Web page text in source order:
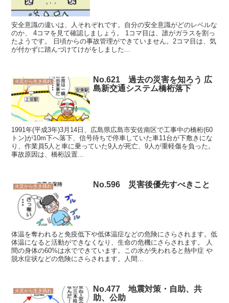
安全意識の違いは、人それぞれです。自分の安全意識がどのレベルな
のか、 4コマを見て確認しましょう。 1コマ目は、誰がガラスを割っ
たようです。 日頃からの事故管理ができていません。2コマ目は、気
が付かずに踏んづけてけがをしました...
火災から生き残れ
No.621 過去の災害を知ろう 広
島新交通システム橋桁落下
1991年(平成3年)3月14日、広島県広島市安佐南区で工事中の橋桁(60
トン)が10m下へ落下、信号待ちで停車していた車11台が下敷きにな
り、作業員5人と車に乗っていた9人が死亡、9人が重軽傷を負った。
事故原因は、橋桁設置...
火災から生き残れ No.596 災害後優先すべきこと
体温を奪われると免疫低下や低体温症などの危険にさらされます。低
体温になると活動ができなくなり、生命の危機にさらされます。 人
間の身体の60%は水でできています。この水が失われると熱中症 や
脱水症状などの危険にさらされます。人間...
火災から生き残れ
No.477 地震対策・自助、共
助、公助